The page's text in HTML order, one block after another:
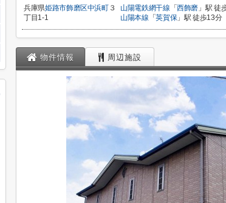
兵庫県姫路市飾磨区中浜町３
丁目1-1
山陽電鉄網干線 「西飾磨 」駅 徒
山陽本線 「英賀保」駅 徒歩13分
物件情報 周辺施設